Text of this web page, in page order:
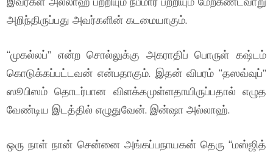
அறிந்திருப்பது அவர்களின் கடமையாகும்.
“முகல்லப்” என்ற சொல்லுக்கு அகராதிப் பொருள் கஷ்டம்
கொடுக்கப்பட்டவன் என்பதாகும். இதன் விபரம் “தஸவ்வுப்”
ஸூபிஸம் தொடர்பான விளக்கமுள்ளதாயிருப்பதால் எழுத
வேண்டிய இடத்தில் எழுதுவேன். இன்ஷா அல்லாஹ்.
ஒரு நாள் நான் சென்னை அங்கப்பநாயகன் தெரு “மஸ்ஜித்